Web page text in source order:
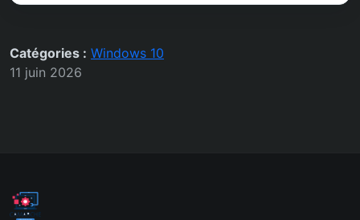
Catégories : Windows 10
11 juin 2026